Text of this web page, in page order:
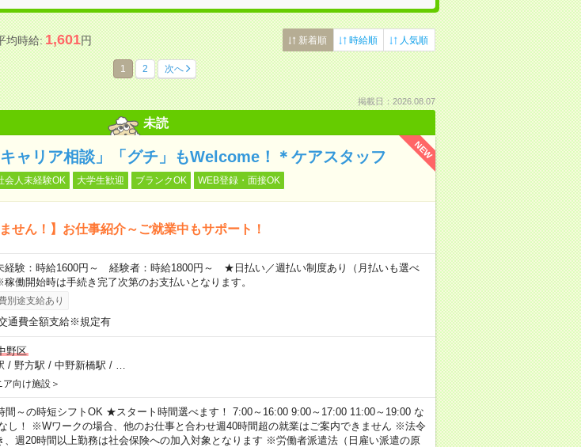
均時給:1,601円 新着順 時給順 人気順
1 2 次へ
掲載日：2026.08.07
未読
NEW
キャリア相談」「グチ」もWelcome！＊ケアスタッフ
会人未経験OK 大学生歓迎 ブランクOK WEB登録・面接OK
せん！】お仕事紹介～ご就業中もサポート！
経験：時給1600円～ 経験者：時給1800円～ ★日払い／週払い制度あり（月払いも選べ
働開始時は手続き完了次第のお支払いとなります。
別途支給あり
通費全額支給※規定有
野区
/ 野方駅 / 中野新橋駅 /
ア向け施設＞
間～の時短シフトOK ★スタート時間選べます！ 7:00～16:00 9:00～17:00 11:00～19:00 な
し！ ※Wワークの場合、他のお仕事と合わせ週40時間超の就業はご案内できません ※法令
、週20時間以上勤務は社会保険への加入対象となります ※労働者派遣法（日雇い派遣の原